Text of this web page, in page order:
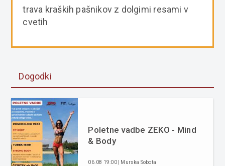
trava kraških pašnikov z dolgimi resami v
cvetih
Dogodki
Poletne vadbe ZEKO - Mind
& Body
06.08 19:00 | Murska Sobota